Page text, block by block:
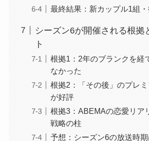
最終結果：新カップル1組
シーズン6が開催される根拠
ト
根拠1：2年のブランクを経
なかった
根拠2：「その後」のプレ
が好評
根拠3：ABEMAの恋愛リア
戦略の柱
予想：シーズン6の放送時期